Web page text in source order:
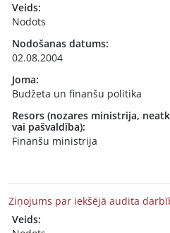
Veids:
Nodots
Nodošanas datums:
02.08.2004
Joma:
Budžeta un finanšu politika
Resors (nozares ministrija,
vai pašvaldība):
Finanšu ministrija
Ziņojums par iekšējā audita
Veids: